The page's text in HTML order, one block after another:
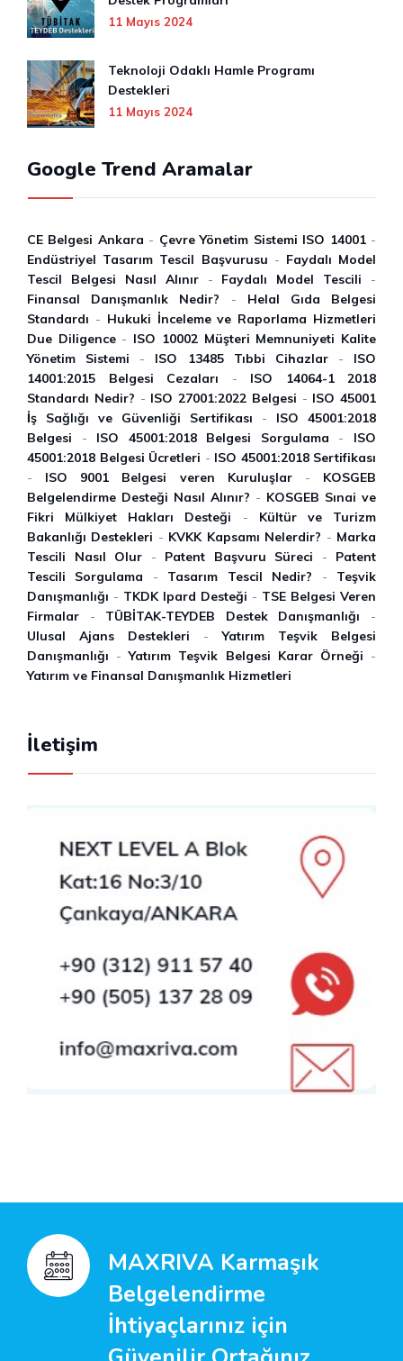
11 Mayıs 2024
Teknoloji Odaklı Hamle Programı
Destekleri
11 Mayıs 2024
Google Trend Aramalar
CE Belgesi Ankara - Çevre Yönetim Sistemi ISO 14001-
Endüstriyel Tasarım Tescil Başvurusu - Faydalı Model
Tescil Belgesi Nasıl Alınır- Faydalı Model Tescili -
Finansal Danışmanlık Nedir? - Helal Gıda Belgesi
Standardı - Hukuki İnceleme ve Raporlama Hizmetleri
Due Diligence- ISO 10002 Müşteri Memnuniyeti Kalite
Yönetim Sistemi - ISO 13485 Tıbbi Cihazlar- ISO
14001:2015 Belgesi Cezaları - ISO 14064-1 2018
Standardı Nedir? - ISO 27001:2022 Belgesi - ISO 45001
İ̇ş Sağlığı ve Güvenliği Sertifikası - ISO 45001:2018
Belgesi - ISO 45001:2018 Belgesi Sorgulama - ISO
45001:2018 Belgesi Ücretleri - ISO 45001:2018 Sertifikası
- ISO 9001 Belgesi veren Kuruluşlar- KOSGEB
Belgelendirme Desteği Nasıl Alınır? - KOSGEB Sınai ve
Fikri Mülkiyet Hakları Desteği - Kültür ve Turizm
Bakanlığı Destekleri - KVKK Kapsamı Nelerdir? - Marka
Tescili Nasıl Olur - Patent Başvuru Süreci - Patent
Tescili Sorgulama - Tasarım Tescil Nedir? - Teşvik
Danışmanlığı - TKDK Ipard Desteği - TSE Belgesi Veren
Firmalar - TÜBİTAK-TEYDEB Destek Danışmanlığı -
Ulusal Ajans Destekleri -Yatırım Teşvik Belgesi
Danışmanlığı -Yatırım Teşvik Belgesi Karar Örneği -
Yatırım ve Finansal Danışmanlık Hizmetleri
İletişim
MAXRIVA Karmaşık
Belgelendirme
İhtiyaçlarınız için